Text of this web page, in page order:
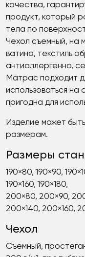
качества,
продукт, который
тела по
Чехол съемный, на
ватина, текстиль
антиаллергенно,
Матрас подходит
использоваться
пригодна для
Изделие может
размерам.
Размеры
190×80, 190×90,
190×160, 190×180,
200×80, 200×90,
200×140, 200×160,
Чехол
Съемный,